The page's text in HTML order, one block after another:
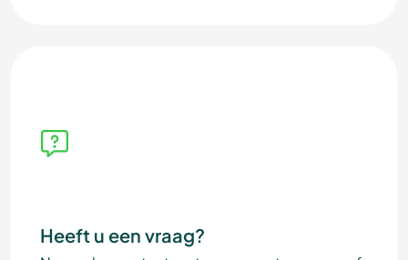
Heeft u een vraag?